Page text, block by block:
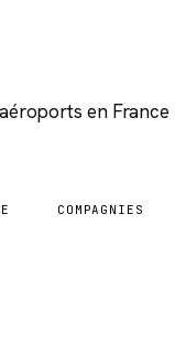
en France
COMPAGNIES